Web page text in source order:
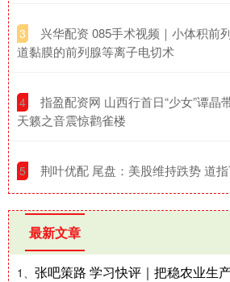
3
兴华配资 085手术视频｜小体积前
道黏膜的前列腺等离子电切术
4
指盈配资网 山西行首日“少女”谭晶
天籁之音震惊鹳雀楼
5 荆叶优配 尾盘：美股维持跌势 道
最新文章
1、 张吧策路 学习快评｜把稳农业生